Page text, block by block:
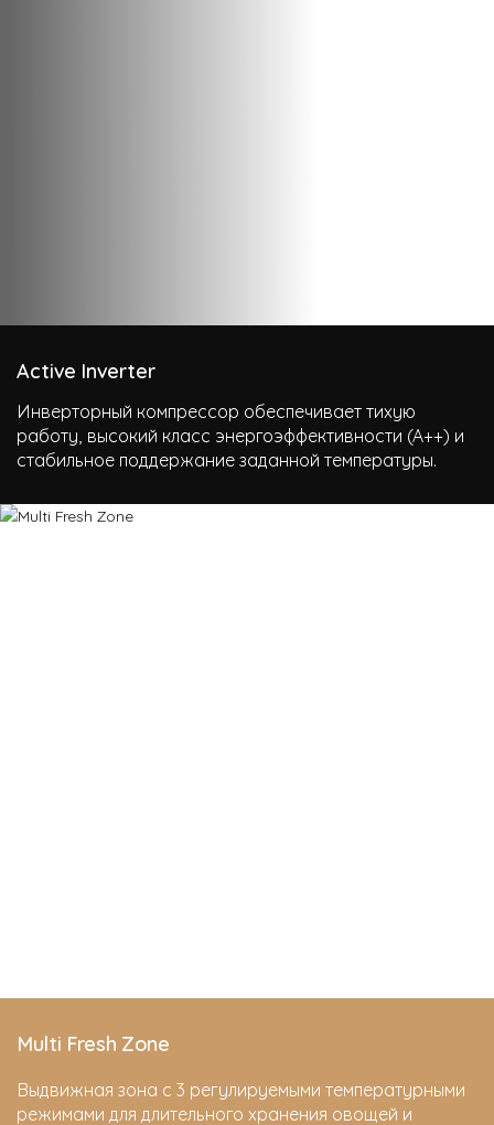
Active Inverter
Инверторный компрессор обеспечивает тихую
работу, высокий класс энергоэффективности (А++) и
стабильное поддержание заданной температуры.
Multi Fresh Zone
Выдвижная зона с 3 регулируемыми температурными
режимами для длительного хранения овощей и